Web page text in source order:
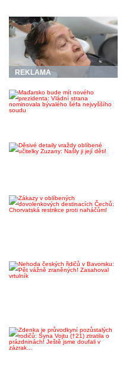
REKLAMA